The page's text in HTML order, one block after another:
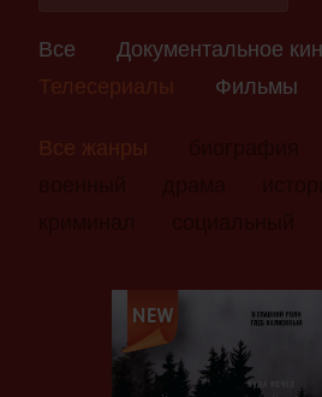
Все Документальное
Телесериалы
Фильмы
Все жанры